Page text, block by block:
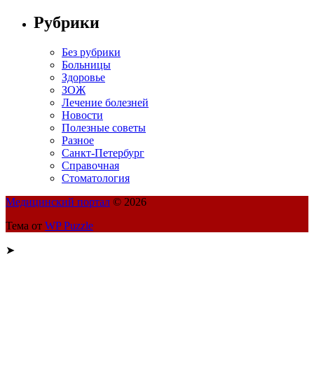
Рубрики
Без рубрики
Больницы
Здоровье
ЗОЖ
Лечение болезней
Новости
Полезные советы
Разное
Санкт-Петербург
Справочная
Стоматология
Медицинский портал © 2026
Тема от WP Puzzle
➤